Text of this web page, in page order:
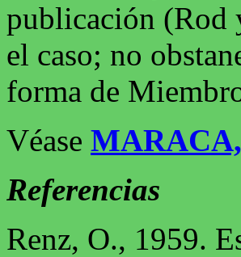
publicación (Rod
el caso; no
forma de
Véase
Referencias
Renz, O., 1959.